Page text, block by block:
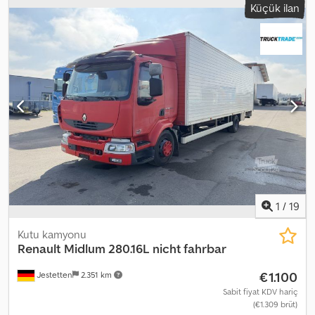
Küçük ilan
1 / 19
Jestetten 2.351 km
Kutu kamyonu
Renault Midlum 280.16L nicht fahrbar
€1.100
Sabit fiyat KDV hariç
(€1.309 brüt)